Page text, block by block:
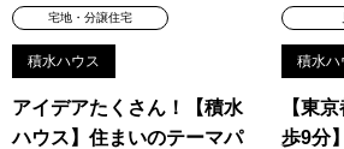
#デザインオフィス監修 #デザインセミナー
#トヨタホーム東京 #ナイ
#ハロインイベント #ハロウィン #ハロウ
宅地・分譲住宅
積水ハウス
アイデアたくさん！【積水
ハウス】住まいのテーマパ
積水ハ
【東
歩9分